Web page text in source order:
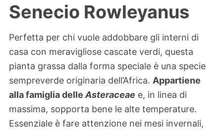
Senecio Rowleyanus
Perfetta per chi vuole addobbare gli interni di
casa con meravigliose cascate verdi, questa
pianta grassa dalla forma speciale è una specie
sempreverde originaria dell’Africa. Appartiene
alla famiglia delleAsteraceae e, in linea di
massima, sopporta bene le alte temperature.
Essenziale è fare attenzione nei mesi invernali,